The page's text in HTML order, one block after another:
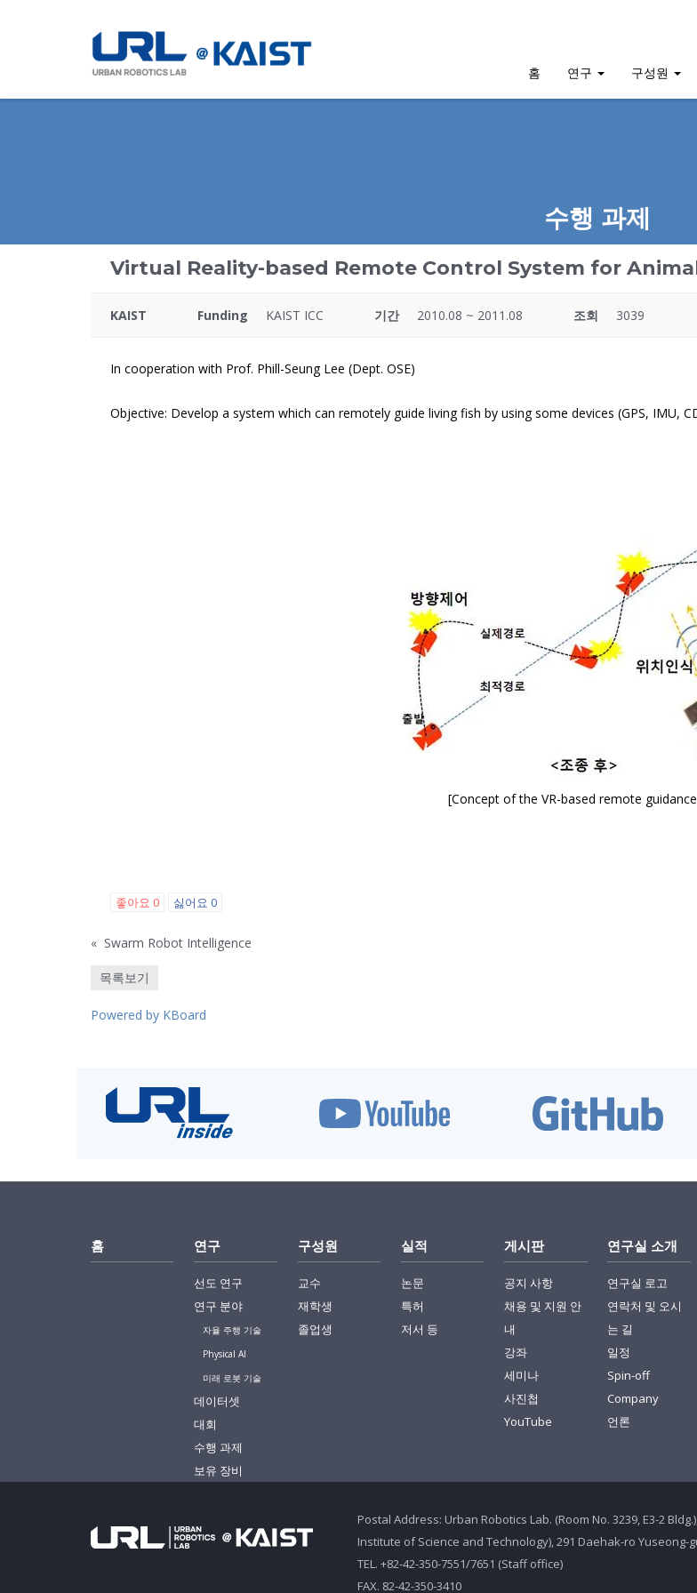
홈 연구 구성원
수행 과제
Virtual Reality-based Remote Control System for
KAIST Funding KAIST ICC 기간 2010.08 ~ 2011.08 조회 3039
In cooperation with Prof. Phill-Seung Lee (Dept. OSE)
Objective: Develop a system which can remotely guide living fish by using some devices (GPS, IMU,
[Concept of the VR-based remote
좋아요 0 싫어요 0
« Swarm Robot Intelligence
목록보기
Powered by KBoard
홈 연구
선도 연구
연구 분야
자율 주행 기술
Physical AI
미래 로봇 기술
데이터셋
대회
수행 과제
보유 장비
구성원
교수
재학생
졸업생
실적
논문
특허
저서 등
게시판
공지 사항
채용 및 지원 안
내
강좌
세미나
사진첩
YouTube
연구실 소개
연구실 로고
연락처 및 오시
는 길
일정
Spin-off
Company
언론
Postal Address: Urban Robotics Lab. (Room No. 3239, E3-2
Institute of Science and Technology), 291 Daehak-ro Yuseong-
TEL. +82-42-350-7551/7651 (Staff office)
FAX. 82-42-350-3410